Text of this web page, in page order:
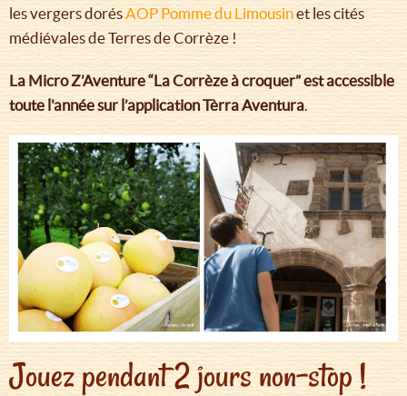
les vergers dorésAOP Pomme du Limousinet les cités
médiévales de Terres de Corrèze !
La Micro Z’Aventure “La Corrèze à croquer” est accessible
toute l'année sur l’application Tèrra Aventura.
Jouez pendant 2 jours non-stop !